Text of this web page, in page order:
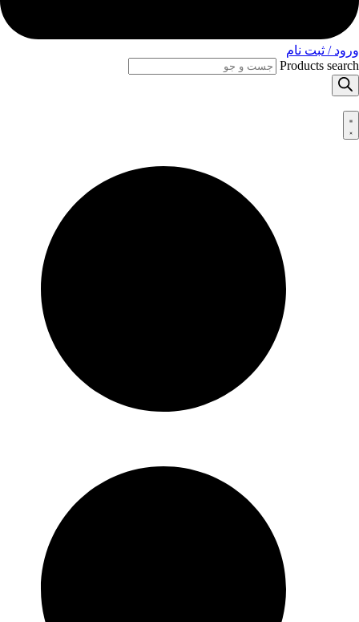
ورود / ثبت نام
Products search